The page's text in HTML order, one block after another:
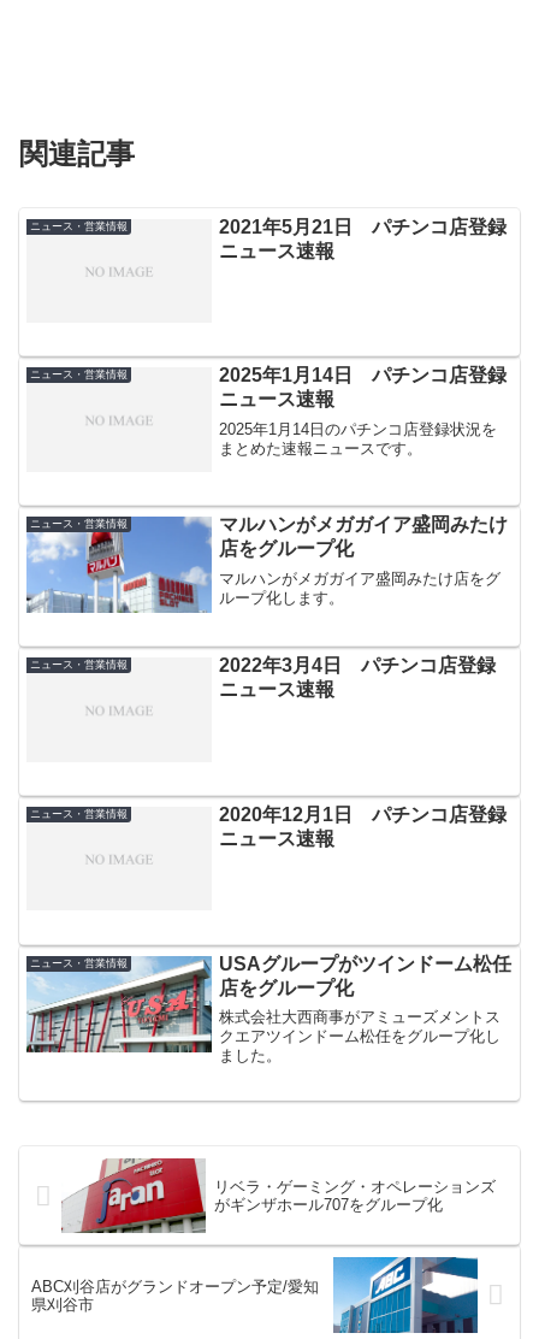
関連記事
ニュース・営業情報
2021年5月21日 パチンコ店登録
ニュース速報
ニュース・営業情報
2025年1月14日 パチンコ店登録
ニュース速報
2025年1月14日のパチンコ店登録状況を
まとめた速報ニュースです。
ニュース・営業情報
マルハンがメガガイア盛岡みたけ
店をグループ化
マルハンがメガガイア盛岡みたけ店をグ
ループ化します。
ニュース・営業情報
2022年3月4日 パチンコ店登録
ニュース速報
ニュース・営業情報
2020年12月1日 パチンコ店登録
ニュース速報
ニュース・営業情報
USAグループがツインドーム松任
店をグループ化
株式会社大西商事がアミューズメントス
クエアツインドーム松任をグループ化し
ました。
リベラ・ゲーミング・オペレーションズ
がギンザホール707をグループ化
ABC刈谷店がグランドオープン予定/愛知
県刈谷市